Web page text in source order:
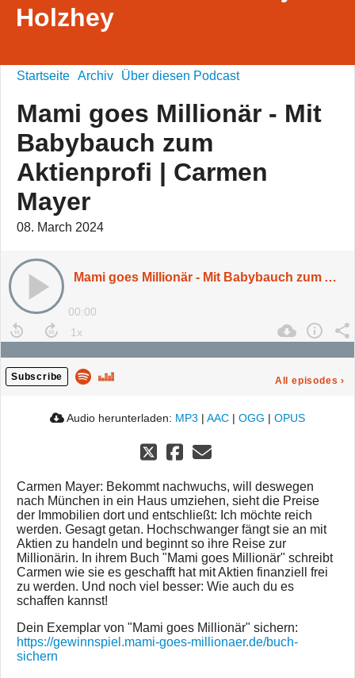
Holzhey
Startseite Archiv Über diesen Podcast
Mami goes Millionär - Mit
Babybauch zum
Aktienprofi | Carmen
Mayer
08. March 2024
Mami goes Millionär - Mit Babybauch zum Aktienprofi | Carmen Mayer
00:00
Subscribe All episodes ›
Audio herunterladen: MP3 | AAC | OGG | OPUS
Carmen Mayer: Bekommt nachwuchs, will deswegen
nach München in ein Haus umziehen, sieht die Preise
der Immobilien dort und entschließt: Ich möchte reich
werden. Gesagt getan. Hochschwanger fängt sie an mit
Aktien zu handeln und beginnt so ihre Reise zur
Millionärin. In ihrem Buch "Mami goes Millionär" schreibt
Carmen wie sie es geschafft hat mit Aktien finanziell frei
zu werden. Und noch viel besser: Wie auch du es
schaffen kannst!
Dein Exemplar von "Mami goes Millionär" sichern:
https://gewinnspiel.mami-goes-millionaer.de/buch-
sichern